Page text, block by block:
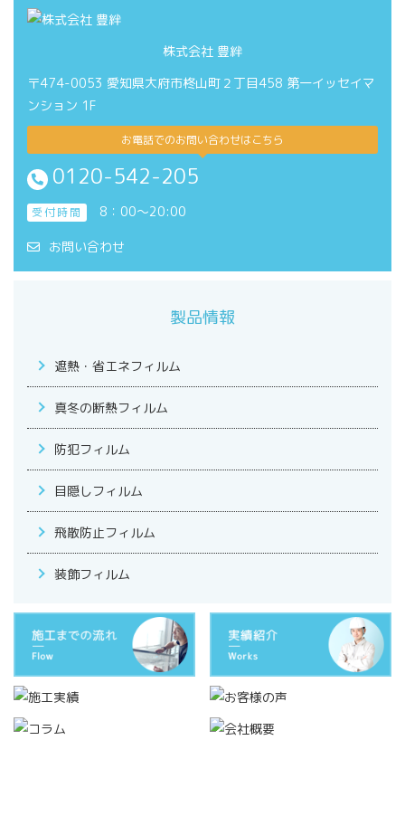
株式会社 豊絆
〒474-0053 愛知県大府市柊山町２丁目458 第一イッセイマ
ンション 1F
お電話でのお問い合わせはこちら
0120-542-205
受付時間 8：00～20:00
お問い合わせ
製品情報
遮熱・省エネフィルム
真冬の断熱フィルム
防犯フィルム
目隠しフィルム
飛散防止フィルム
装飾フィルム